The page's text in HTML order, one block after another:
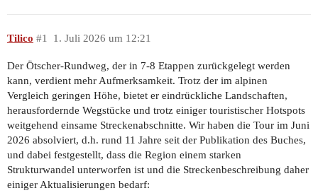
Tilico 1. Juli 2026 um 12:21
#1
Der Ötscher-Rundweg, der in 7-8 Etappen zurückgelegt werden
kann, verdient mehr Aufmerksamkeit. Trotz der im alpinen
Vergleich geringen Höhe, bietet er eindrückliche Landschaften,
herausfordernde Wegstücke und trotz einiger touristischer Hotspots
weitgehend einsame Streckenabschnitte. Wir haben die Tour im Juni
2026 absolviert, d.h. rund 11 Jahre seit der Publikation des Buches,
und dabei festgestellt, dass die Region einem starken
Strukturwandel unterworfen ist und die Streckenbeschreibung daher
einiger Aktualisierungen bedarf: